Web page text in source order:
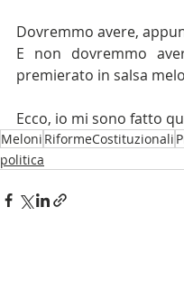
Dovremmo avere,
E non dovremmo
premierato in salsa
Ecco, io mi sono fatto
Meloni RiformeCostituzionali
politica